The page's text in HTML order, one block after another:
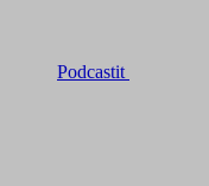
Podcastit